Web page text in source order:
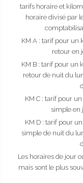
tarifs horaire et
horaire divisé par
KM A : tarif pour un
retour en
KM B : tarif pour un
retour de nuit du
KM C : tarif pour
simple en
KM D : tarif pour
simple de nuit du
Les horaires de jour
mais sont le plus